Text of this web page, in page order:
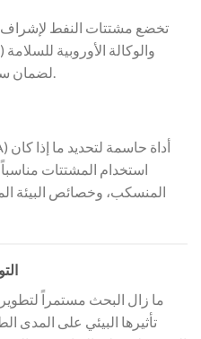
تخضع مشتتات النفط لإشراف
استخدام المشتتات
المنسكب، وخصائص البيئة
ما زال البحث مستمراً لتطوير
تأثيرها البيئي على المدى